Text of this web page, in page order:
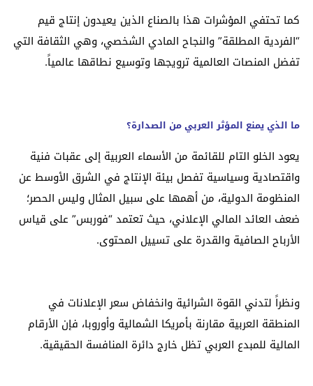
كما تحتفي المؤشرات هذا بالصناع الذين يعيدون إنتاج قيم
“الفردية المطلقة” والنجاح المادي الشخصي، وهي الثقافة التي
تفضل المنصات العالمية ترويجها وتوسيع نطاقها عالمياً.
ما الذي يمنع المؤثر العربي من الصدارة؟
يعود الخلو التام للقائمة من الأسماء العربية إلى عقبات فنية
واقتصادية وسياسية تفصل بيئة الإنتاج في الشرق الأوسط عن
المنظومة الدولية، من أهمها على سبيل المثال وليس الحصر؛
ضعف العائد المالي الإعلاني، حيث تعتمد “فوربس” على قياس
الأرباح الصافية والقدرة على تسييل المحتوى.
ونظراً لتدني القوة الشرائية وانخفاض سعر الإعلانات في
المنطقة العربية مقارنة بأمريكا الشمالية وأوروبا، فإن الأرقام
المالية للمبدع العربي تظل خارج دائرة المنافسة الحقيقية.